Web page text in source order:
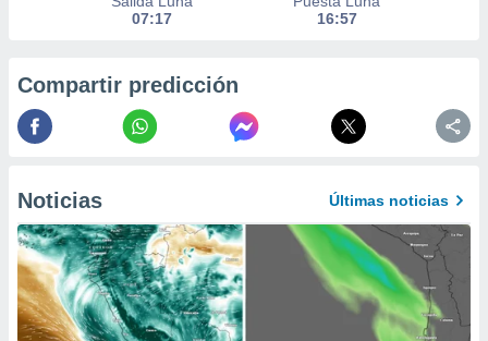
e
mediante
publicidad
publicidad
de
1199
07:17
16:57
Compartir predicción
Noticias Últimas noticias